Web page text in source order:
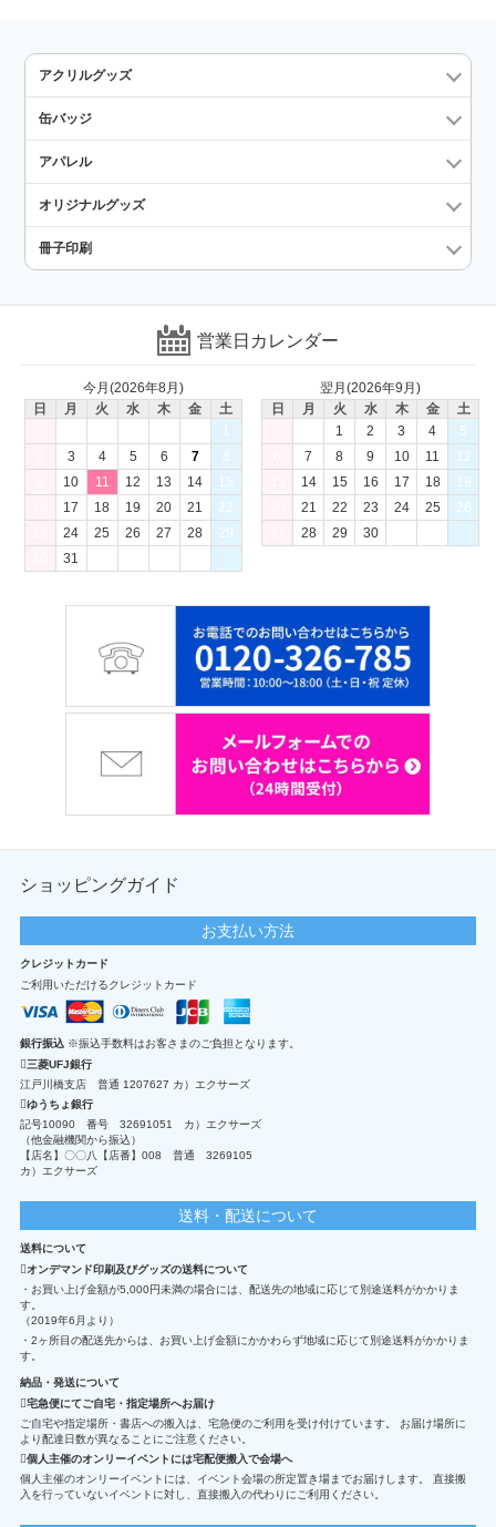
アクリルグッズ
缶バッジ
アパレル
オリジナルグッズ
冊子印刷
営業日カレンダー
今月(2026年8月)
日
月 火 水 木 金
土
1
3 4 5 6 7
8
10 11 12 13 14
15
17 18 19 20 21
22
24 25 26 27 28
29
31
翌月(2026年9月)
日
月 火 水 木 金
土
1
2 3 4
5
7 8 9 10 11
12
14 15 16 17 18
19
21 22 23 24 25
26
28 29 30
ショッピングガイド
お支払い方法
クレジットカード
ご利用いただけるクレジットカード
銀行振込 ※振込手数料はお客さまのご負担となります。
三菱UFJ銀行
江戸川橋支店 普通 1207627 カ）エクサーズ
ゆうちょ銀行
記号10090 番号 32691051 カ）エクサーズ
（他金融機関から振込）
【店名】〇〇八【店番】008 普通 3269105
カ）エクサーズ
送料・配送について
送料について
オンデマンド印刷及びグッズの送料について
・お買い上げ金額が5,000円未満の場合には、配送先の地域に応じて別途送料がかかりま
す。
（2019年6月より）
・2ヶ所目の配送先からは、お買い上げ金額にかかわらず地域に応じて別途送料がかかりま
す。
納品・発送について
宅急便にてご自宅・指定場所へお届け
ご自宅や指定場所・書店への搬入は、宅急便のご利用を受け付けています。 お届け場所に
より配達日数が異なることにご注意ください。
個人主催のオンリーイベントには宅配便搬入で会場へ
個人主催のオンリーイベントには、イベント会場の所定置き場までお届けします。 直接搬
入を行っていないイベントに対し、直接搬入の代わりにご利用ください。